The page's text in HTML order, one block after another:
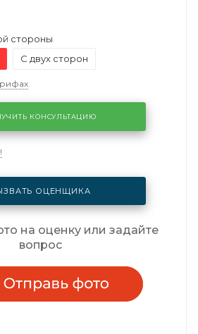
стороны
С двух сторон
КОНСУЛЬТАЦИЮ
ОЦЕНЩИКА
на оценку или задайте
вопрос